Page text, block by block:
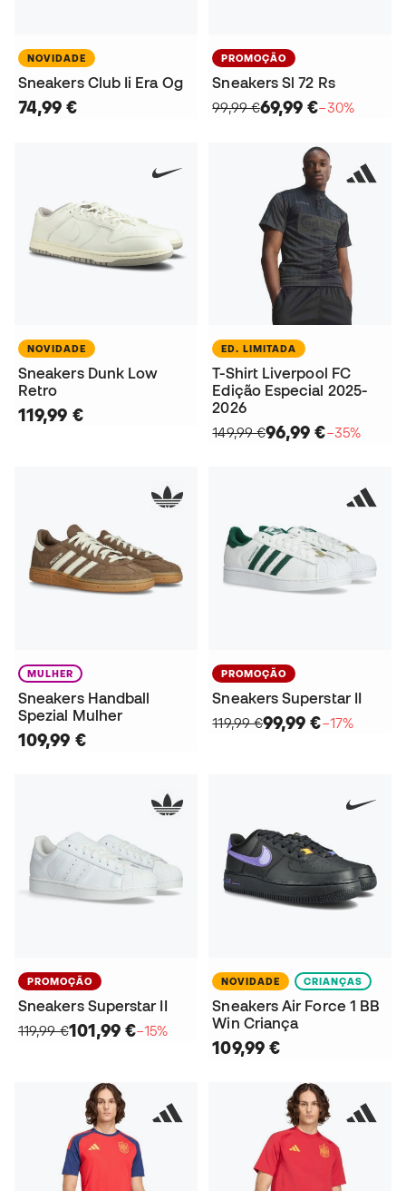
NOVIDADE
Sneakers Club Ii Era Og
74,99 €
PROMOÇÃO
Sneakers Sl 72 Rs
99,99 €69,99 €−30%
NOVIDADE
Sneakers Dunk Low
Retro
119,99 €
ED. LIMITADA
T-Shirt Liverpool FC
Edição Especial 2025-
2026
149,99 €96,99 €−35%
MULHER
Sneakers Handball
Spezial Mulher
109,99 €
PROMOÇÃO
Sneakers Superstar II
119,99 €99,99 €−17%
PROMOÇÃO
Sneakers Superstar II
119,99 €101,99 €−15%
NOVIDADE CRIANÇAS
Sneakers Air Force 1 BB
Win Criança
109,99 €